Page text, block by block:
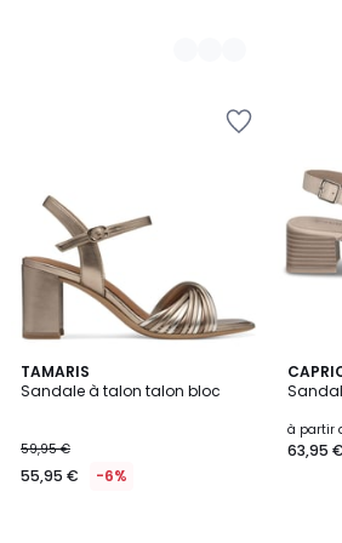
TAMARIS
Sandale à talon talon bloc
59,95 €
55,95 € -6%
à partir
63,95 €
3